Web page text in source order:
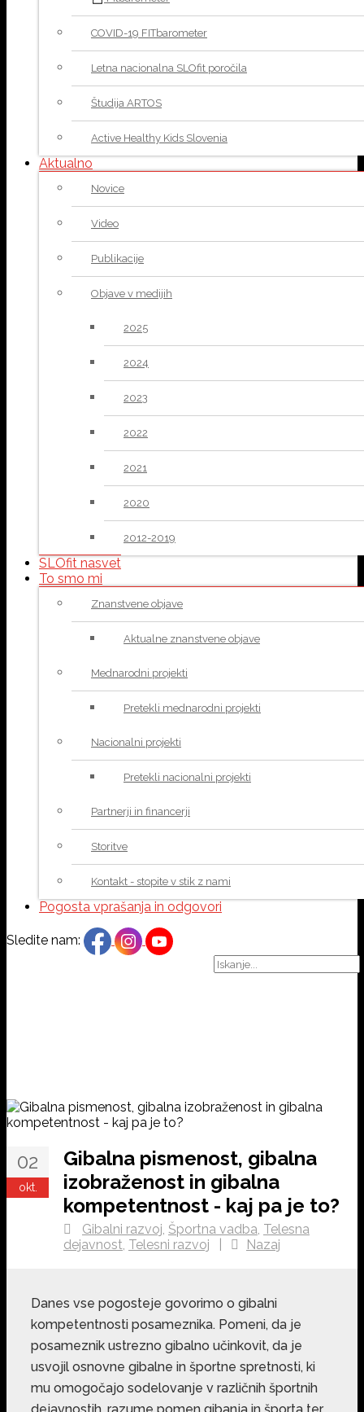
COVID-19 FITbarometer
Letna nacionalna SLOfit poročila
Študija ARTOS
Active Healthy Kids Slovenia
Aktualno
Novice
Video
Publikacije
Objave v medijih
2025
2024
2023
2022
2021
2020
2012-2019
SLOfit nasvet
To smo mi
Znanstvene objave
Aktualne znanstvene objave
Mednarodni projekti
Pretekli mednarodni projekti
Nacionalni projekti
Pretekli nacionalni projekti
Partnerji in financerji
Storitve
Kontakt - stopite v stik z nami
Pogosta vprašanja in odgovori
Sledite nam:
02
okt.
Gibalna pismenost, gibalna
izobraženost in gibalna
kompetentnost - kaj pa je to?
Gibalni razvoj Športna vadba Telesna
dejavnost Telesni razvoj Nazaj
Danes vse pogosteje govorimo o gibalni
kompetentnosti posameznika. Pomeni, da je
posameznik ustrezno gibalno učinkovit, da je
usvojil osnovne gibalne in športne spretnosti, ki
mu omogočajo sodelovanje v različnih športnih
dejavnostih, razume pomen gibanja in športa ter